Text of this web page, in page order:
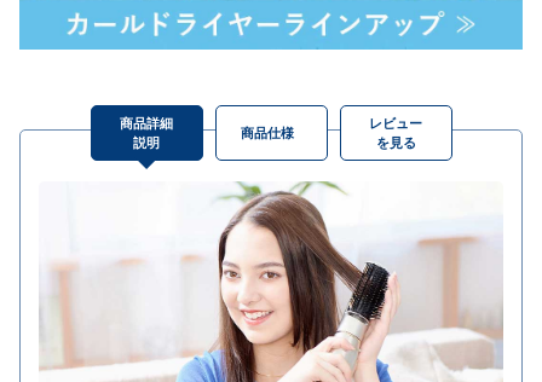
商品詳細
説明
商品仕様
レビュー
を見る